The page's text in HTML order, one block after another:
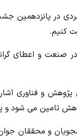
در پانزدهمین
صنعت و اعطای
پژوهش و فناوری
تامین می شود
و محققان